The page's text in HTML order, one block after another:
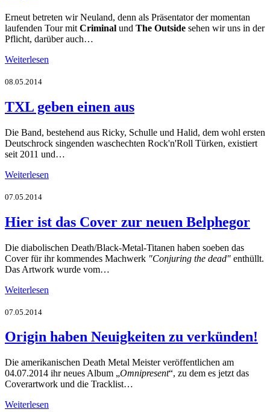
Erneut betreten wir Neuland, denn als Präsentator der momentan
laufenden Tour mit Criminal und The Outside sehen wir uns in der
Pflicht, darüber auch…
Weiterlesen
08.05.2014
TXL geben einen aus
Die Band, bestehend aus Ricky, Schulle und Halid, dem wohl ersten
Deutschrock singenden waschechten Rock'n'Roll Türken, existiert
seit 2011 und…
Weiterlesen
07.05.2014
Hier ist das Cover zur neuen Belphegor
Die diabolischen Death/Black-Metal-Titanen haben soeben das
Cover für ihr kommendes Machwerk "Conjuring the dead" enthüllt.
Das Artwork wurde vom…
Weiterlesen
07.05.2014
Origin haben Neuigkeiten zu verkünden!
Die amerikanischen Death Metal Meister veröffentlichen am
04.07.2014 ihr neues Album „Omnipresent“, zu dem es jetzt das
Coverartwork und die Tracklist…
Weiterlesen